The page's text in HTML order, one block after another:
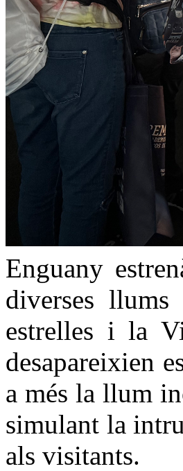
Enguany
diverses
estrelles i la
desapareixien
a més la llum
simulant la
als visitants.